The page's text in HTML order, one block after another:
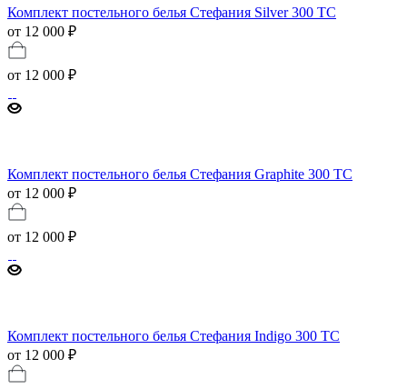
Комплект постельного белья Стефания Silver 300 ТС
от 12 000 ₽
от 12 000 ₽
Комплект постельного белья Стефания Graphite 300 ТС
от 12 000 ₽
от 12 000 ₽
Комплект постельного белья Стефания Indigo 300 ТС
от 12 000 ₽